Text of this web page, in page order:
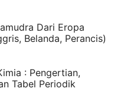
Dari Eropa
Belanda, Perancis)
: Pengertian,
Tabel Periodik